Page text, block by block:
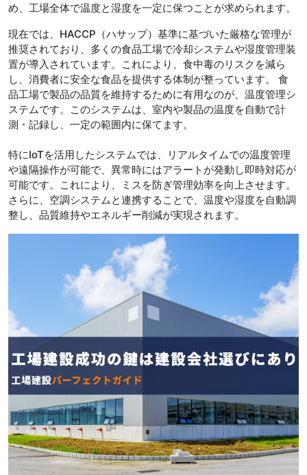
め、工場全体で温度と湿度を一定に保つことが求められます。
現在では、HACCP（ハサップ）基準に基づいた厳格な管理が
推奨されており、多くの食品工場で冷却システムや湿度管理装
置が導入されています。これにより、食中毒のリスクを減ら
し、消費者に安全な食品を提供する体制が整っています。 食
品工場で製品の品質を維持するために有用なのが、温度管理シ
ステムです。このシステムは、室内や製品の温度を自動で計
測・記録し、一定の範囲内に保てます。
特にIoTを活用したシステムでは、リアルタイムでの温度管理
や遠隔操作が可能で、異常時にはアラートが発動し即時対応が
可能です。これにより、ミスを防ぎ管理効率を向上させます。
さらに、空調システムと連携することで、温度や湿度を自動調
整し、品質維持やエネルギー削減が実現されます。